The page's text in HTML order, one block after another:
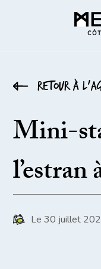
Retour à
Mini-
l’estran
Le 30 juillet